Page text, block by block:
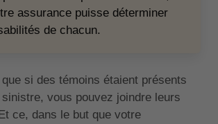
assurance puisse déterminer
de chacun.
si des témoins étaient présents
vous pouvez joindre leurs
ce, dans le but que votre